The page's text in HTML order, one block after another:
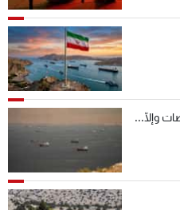
وإلّا...